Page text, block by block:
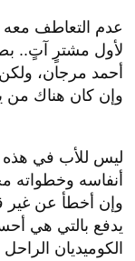
عدم التعاطف
لأول مشترٍ آتٍ..
أحمد مرجان،
وإن كان هناك من
ليس للأب في هذه
أنفاسه وخطواته
وإن أخطأ عن غير
يدفع بالتي هي
الكوميديان